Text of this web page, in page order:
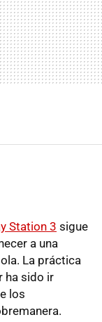
Station 3 sigue
a una
La práctica
ha sido ir
los